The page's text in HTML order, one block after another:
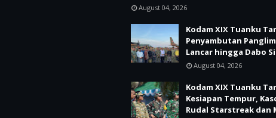
August 04, 2026
Kodam XIX Tuanku
Penyambutan
Lancar hingga Dabo
August 04, 2026
Kodam XIX Tuanku
Kesiapan Tempur,
Rudal Starstreak dan